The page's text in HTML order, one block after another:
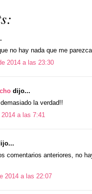
no hay nada que me
2014 a las 23:30
dijo...
la verdad!!
a las 7:41
comentarios anteriores, no
2014 a las 22:07